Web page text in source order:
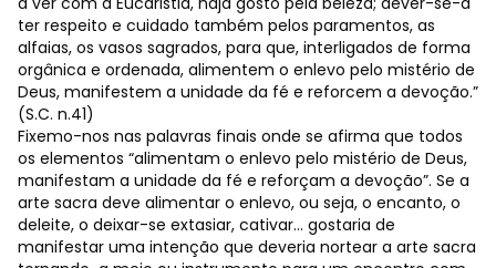
ter respeito e cuidado também pelos paramentos, as
alfaias, os vasos sagrados, para que, interligados de forma
orgânica e ordenada, alimentem o enlevo pelo mistério de
Deus, manifestem a unidade da fé e reforcem a devoção.”
(S.C. n.41)
Fixemo-nos nas palavras finais onde se afirma que todos
os elementos “alimentam o enlevo pelo mistério de Deus,
manifestam a unidade da fé e reforçam a devoção”. Se a
arte sacra deve alimentar o enlevo, ou seja, o encanto, o
deleite, o deixar-se extasiar, cativar… gostaria de
manifestar uma intenção que deveria nortear a arte sacra